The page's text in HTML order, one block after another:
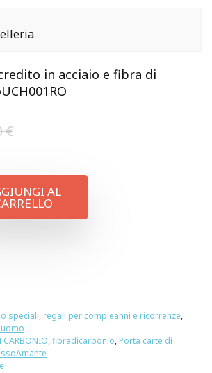
in acciaio e fibra di
€
AL
speciali, regali per compleanni e ricorrenze,
CARBONIO,fibradicarbonio, Porta carte di